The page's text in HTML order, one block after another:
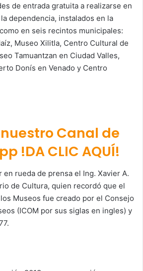
de entrada gratuita a realizarse en
dependencia, instalados en la
en seis recintos municipales:
Museo Xilitla, Centro Cultural de
Tamuantzan en Ciudad Valles,
Donís en Venado y Centro
Canal de
!DA CLIC AQUÍ!
en rueda de prensa el Ing. Xavier A.
de Cultura, quien recordó que el
Museos fue creado por el Consejo
(ICOM por sus siglas en ingles) y